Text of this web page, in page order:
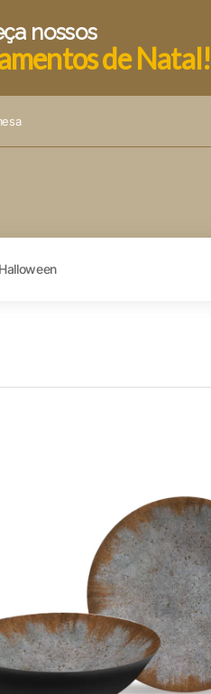
nossos
de Natal!
Halloween